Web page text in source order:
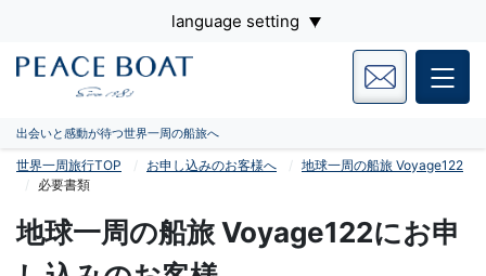
language setting
出会いと感動が待つ世界一周の船旅へ
世界一周旅行TOP お申し込みのお客様へ
地球一周の船旅 Voyage122
必要書類
地球一周の船旅 Voyage122にお申